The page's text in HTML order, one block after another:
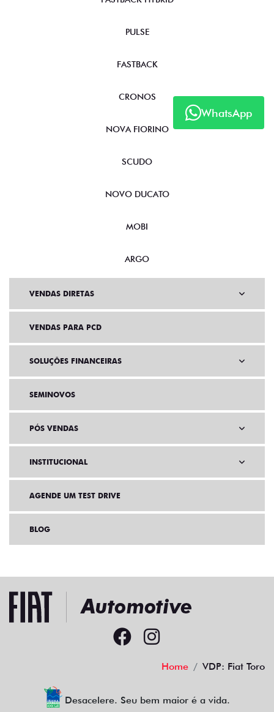
WhatsApp
PULSE
FASTBACK
CRONOS
NOVA FIORINO
SCUDO
NOVO DUCATO
MOBI
ARGO
VENDAS DIRETAS
VENDAS PARA PCD
SOLUÇÕES FINANCEIRAS
SEMINOVOS
PÓS VENDAS
INSTITUCIONAL
AGENDE UM TEST DRIVE
BLOG
Home VDP: Fiat Toro
Desacelere. Seu bem maior é a vida.